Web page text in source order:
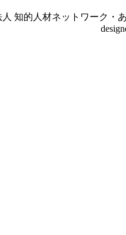
人 知的人材ネットワーク・